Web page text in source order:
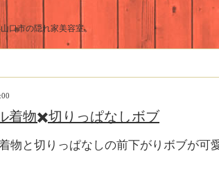
口市の隠れ家美容室。
着物✖️切りっぱなしボブ
物と切りっぱなしの前下がりボブが可